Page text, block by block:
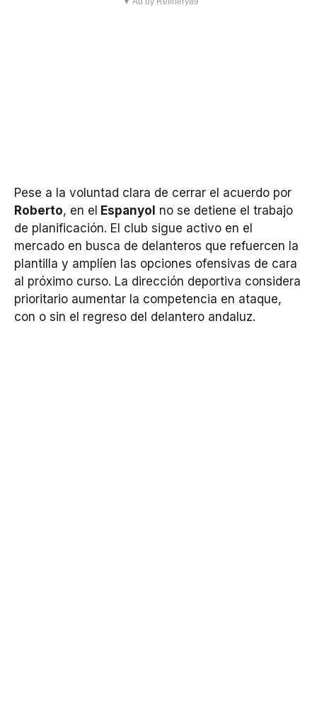
Pese a la voluntad clara de cerrar el acuerdo por
Roberto, en el Espanyol no se detiene el trabajo
de planificación. El club sigue activo en el
mercado en busca de delanteros que refuercen la
plantilla y amplíen las opciones ofensivas de cara
al próximo curso. La dirección deportiva considera
prioritario aumentar la competencia en ataque,
con o sin el regreso del delantero andaluz.